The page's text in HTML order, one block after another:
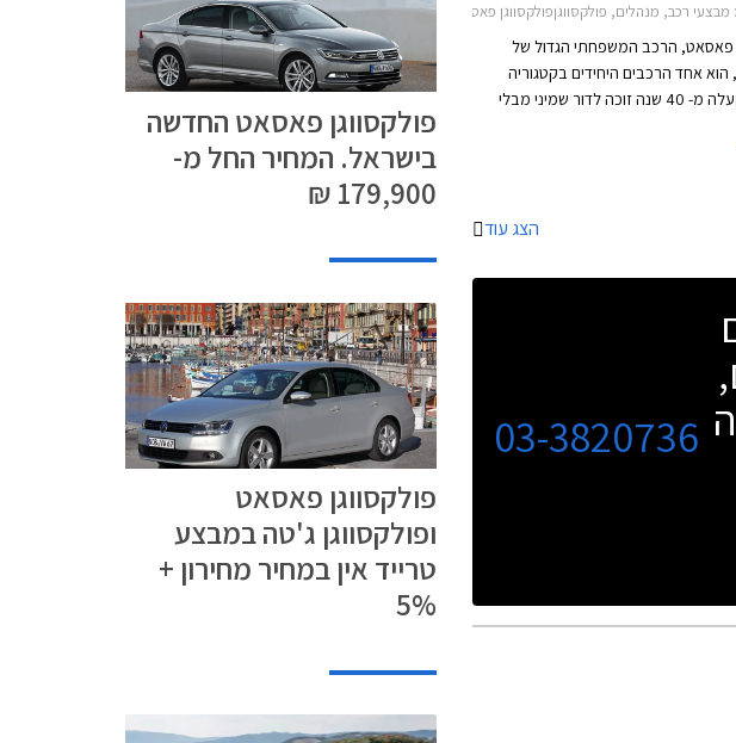
מבצעי רכב, מנהלים, פולקסווגןפולקסווגן פאסאט 2011-2015
פאסאט, הרכב המשפחתי הגדול של
הוא אחד הרכבים היחידים בקטגוריה
שמזה למעלה מ- 40 שנה זוכה לדור שמיני מבלי
כל העת שינויים וחידושים צריך
של פולקסווגן פאסאט במהלך השנים.
הצג עוד
03-3820736
פולקסווגן פאסאט החדשה
בישראל. המחיר החל מ-
179,900 ₪
פולקסווגן פאסאט
ופולקסווגן ג'טה במבצע
טרייד אין במחיר מחירון +
5%